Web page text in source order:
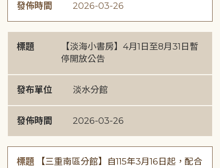
發佈時間 2026-03-26
標題
【淡海小書房】4月1日至8月31日暫
停開放公告
發布單位 淡水分館
發佈時間 2026-03-26
標題
【三重南區分館】自115年3月16日起，配合